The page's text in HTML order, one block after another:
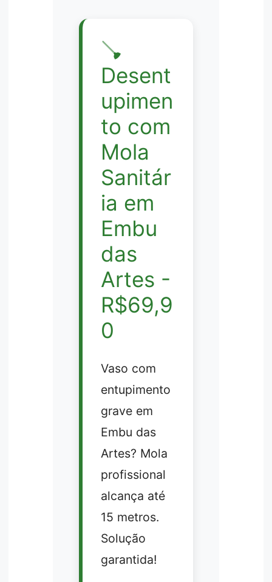
🪠
Desent
upimen
to com
Mola
Sanitár
ia em
Embu
das
Artes -
R$69,9
0
Vaso com
entupimento
grave em
Embu das
Artes? Mola
profissional
alcança até
15 metros.
Solução
garantida!